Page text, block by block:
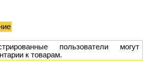
пользователи могут
к товарам.